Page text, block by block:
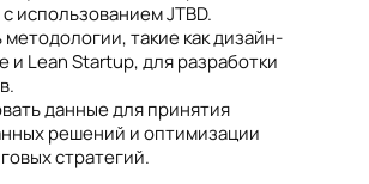
использованием JTBD.
такие как дизайн-
и Lean Startup, для разработки
данные для принятия
решений и оптимизации
стратегий.